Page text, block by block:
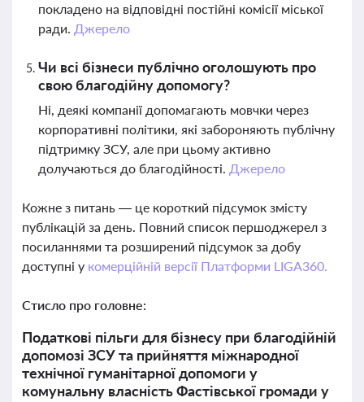
покладено на відповідні постійні комісії міської
ради. Джерело
Чи всі бізнеси публічно оголошують про
свою благодійну допомогу?
Ні, деякі компанії допомагають мовчки через
корпоративні політики, які забороняють публічну
підтримку ЗСУ, але при цьому активно
долучаються до благодійності. Джерело
Кожне з питань — це короткий підсумок змісту
публікацій за день. Повний список першоджерел з
посиланнями та розширений підсумок за добу
доступні у комерційній версії Платформи LIGA360.
Стисло про головне:
Податкові пільги для бізнесу при благодійній
допомозі ЗСУ та прийняття міжнародної
технічної гуманітарної допомоги у
комунальну власність Фастівської громади у